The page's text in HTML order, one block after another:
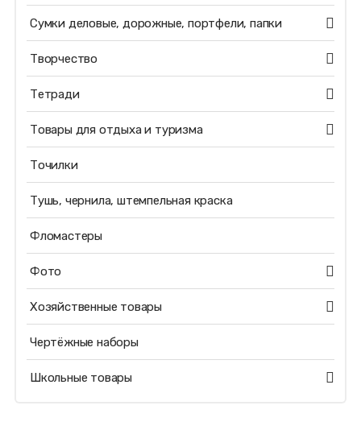
Сумки деловые, дорожные, портфели, папки
Творчество
Тетради
Товары для отдыха и туризма
Точилки
Тушь, чернила, штемпельная краска
Фломастеры
Фото
Хозяйственные товары
Чертёжные наборы
Школьные товары